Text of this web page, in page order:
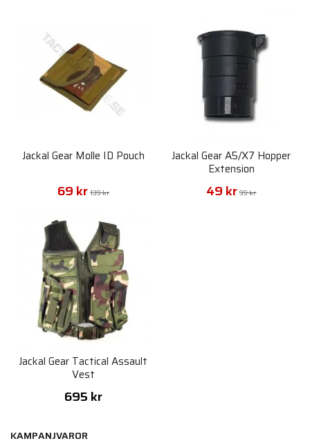
Jackal Gear Molle ID Pouch
69 kr 139 kr
Jackal Gear A5/X7 Hopper
Extension
49 kr 99 kr
Jackal Gear Tactical Assault
Vest
695 kr
KAMPANJVAROR